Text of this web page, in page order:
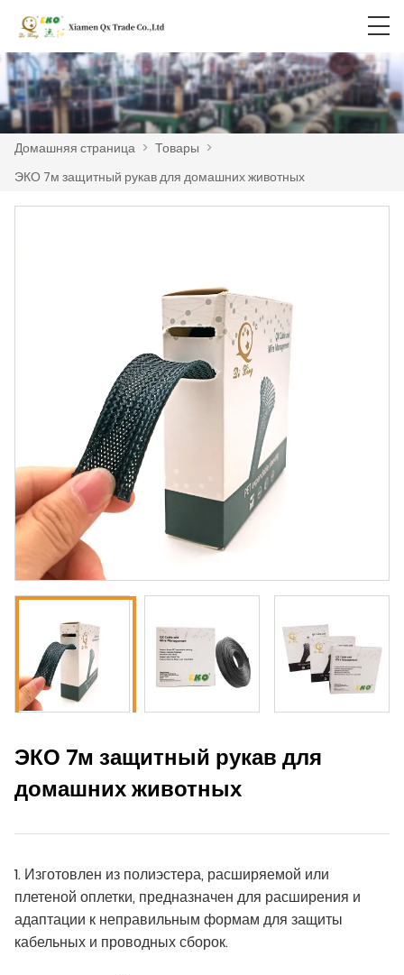
Домашняя страница > Товары >
ЭКО 7м защитный рукав для домашних животных
ЭКО 7м защитный рукав для
домашних животных
1. Изготовлен из полиэстера, расширяемой или
плетеной оплетки, предназначен для расширения и
адаптации к неправильным формам для защиты
кабельных и проводных сборок.